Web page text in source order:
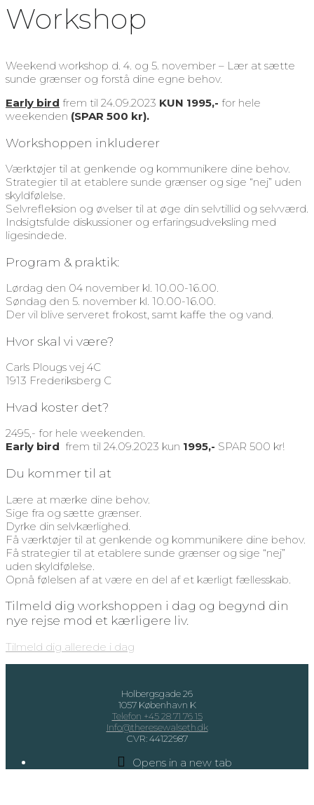
Workshop
Weekend workshop d. 4. og 5. november – Lær at sætte
sunde grænser og forstå dine egne behov.
Early bird frem til 24.09.2023 KUN 1995,- for hele
weekenden (SPAR 500 kr).
Workshoppen inkluderer
Værktøjer til at genkende og kommunikere dine behov.
Strategier til at etablere sunde grænser og sige “nej” uden
skyldfølelse.
Selvrefleksion og øvelser til at øge din selvtillid og selvværd.
Indsigtsfulde diskussioner og erfaringsudveksling med
ligesindede.
Program & praktik:
Lørdag den 04 november kl. 10.00-16.00.
Søndag den 5. november kl. 10.00-16.00.
Der vil blive serveret frokost, samt kaffe the og vand.
Hvor skal vi være?
Carls Plougs vej 4C
1913 Frederiksberg C
Hvad koster det?
2495,- for hele weekenden.
Early bird frem til 24.09.2023 kun 1995,- SPAR 500 kr!
Du kommer til at
Lære at mærke dine behov.
Sige fra og sætte grænser.
Dyrke din selvkærlighed.
Få værktøjer til at genkende og kommunikere dine behov.
Få strategier til at etablere sunde grænser og sige “nej”
uden skyldfølelse.
Opnå følelsen af at være en del af et kærligt fællesskab.
Tilmeld dig workshoppen i dag og begynd din
nye rejse mod et kærligere liv.
Tilmeld dig allerede i dag
Holbergsgade 26
1057 København K
Telefon +45 28 71 76 15
Info@theresewalseth.dk
CVR: 44122987
Opens in a new tab